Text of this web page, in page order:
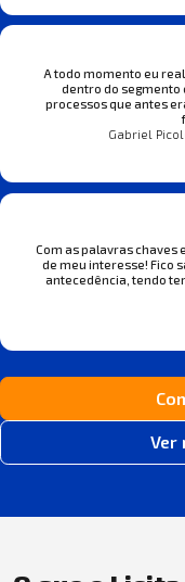
A todo momento eu
dentro do segmento
processos que antes
Gabriel
Com as palavras chaves
de meu interesse! Fico
antecedência, tendo
Ver